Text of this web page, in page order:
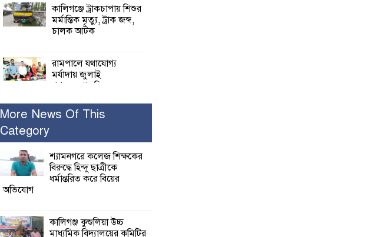
কালিগঞ্জে ট্রাকচাপায় শিশুর
মর্মান্তিক মৃত্যু, ট্রাক জব্দ,
চালক আটক
রামপালে যথাযোগ্য
মর্যাদায় জুলাই
গণঅভ্যুত্থান দিবসে
কাদেরসহ সাতজনের
বিরুদ্ধে যুক্তিতর্ক
ট্রাইব্যুনালে
নুরুল হক নুর
More News Of This
Category
শ্যামনগরে কলেজ শিক্ষকের
বিরুদ্ধে হিন্দু ছাত্রীকে
ধর্মান্তরিত করে বিয়ের
অভিযোগ
কালিগঞ্জ কুশুলিয়া উচ্চ
মাধ্যমিক বিদ্যালয়ের কমিটির